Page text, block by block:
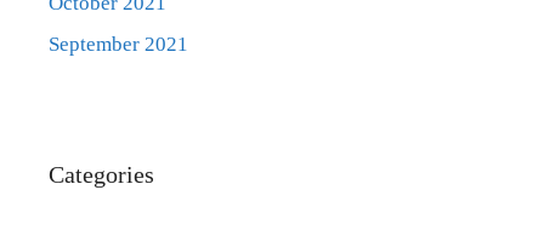
September 2021
Categories